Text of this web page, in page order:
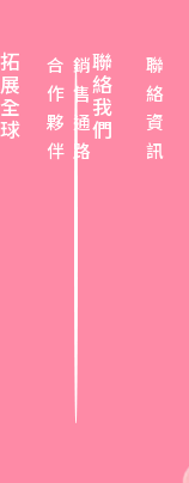
拓
展
全
球
合
作
夥
伴
銷
售
通
路
聯
絡
我
們
聯
絡
資
訊